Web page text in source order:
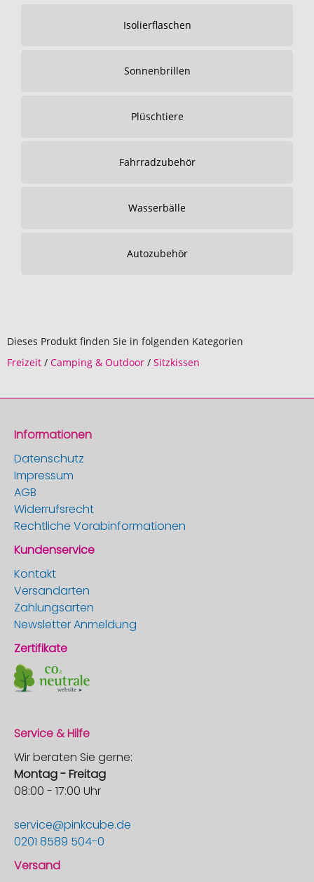
Isolierflaschen
Sonnenbrillen
Plüschtiere
Fahrradzubehör
Wasserbälle
Autozubehör
Dieses Produkt finden Sie in folgenden Kategorien
Freizeit / Camping & Outdoor / Sitzkissen
Informationen
Datenschutz
Impressum
AGB
Widerrufsrecht
Rechtliche Vorabinformationen
Kundenservice
Kontakt
Versandarten
Zahlungsarten
Newsletter Anmeldung
Zertifikate
Service & Hilfe
Wir beraten Sie gerne:
Montag - Freitag
08:00 - 17:00 Uhr
service@pinkcube.de
0201 8589 504-0
Versand